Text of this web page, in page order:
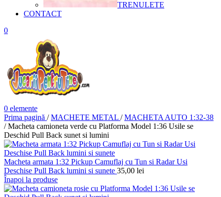
TRENULETE
CONTACT
0
0 elemente
Prima pagină / MACHETE METAL / MACHETA AUTO 1:32-38
/ Macheta camioneta verde cu Platforma Model 1:36 Usile se
Deschid Pull Back sunet si lumini
Macheta armata 1:32 Pickup Camuflaj cu Tun si Radar Usi
Deschise Pull Back lumini si sunete 35,00 lei
Înapoi la produse